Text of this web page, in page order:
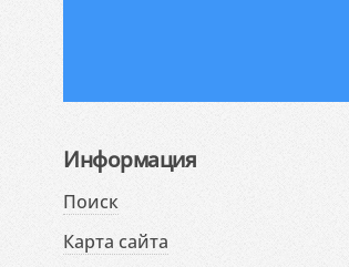
Информация
Поиск
Карта сайта